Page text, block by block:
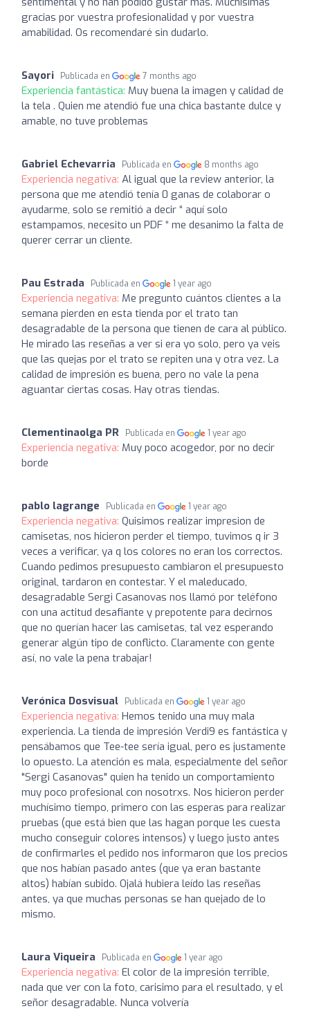
gracias por vuestra profesionalidad y por vuestra
amabilidad. Os recomendaré sin dudarlo.
Sayori Publicada en 7 months ago
Experiencia fantástica: Muy buena la imagen y calidad de
la tela . Quien me atendió fue una chica bastante dulce y
amable, no tuve problemas
Gabriel Echevarria Publicada en 8 months ago
Experiencia negativa: Al igual que la review anterior, la
persona que me atendió tenía 0 ganas de colaborar o
ayudarme, solo se remitió a decir “ aquí solo
estampamos, necesito un PDF “ me desanimo la falta de
querer cerrar un cliente.
Pau Estrada Publicada en 1 year ago
Experiencia negativa: Me pregunto cuántos clientes a la
semana pierden en esta tienda por el trato tan
desagradable de la persona que tienen de cara al público.
He mirado las reseñas a ver si era yo solo, pero ya veis
que las quejas por el trato se repiten una y otra vez. La
calidad de impresión es buena, pero no vale la pena
aguantar ciertas cosas. Hay otras tiendas.
Clementinaolga PR Publicada en 1 year ago
Experiencia negativa: Muy poco acogedor, por no decir
borde
pablo lagrange Publicada en 1 year ago
Experiencia negativa: Quisimos realizar impresion de
camisetas, nos hicieron perder el tiempo, tuvimos q ir 3
veces a verificar, ya q los colores no eran los correctos.
Cuando pedimos presupuesto cambiaron el presupuesto
original, tardaron en contestar. Y el maleducado,
desagradable Sergi Casanovas nos llamó por teléfono
con una actitud desafiante y prepotente para decirnos
que no querían hacer las camisetas, tal vez esperando
generar algún tipo de conflicto. Claramente con gente
así, no vale la pena trabajar!
Verónica Dosvisual Publicada en 1 year ago
Experiencia negativa: Hemos tenido una muy mala
experiencia. La tienda de impresión Verdi9 es fantástica y
pensábamos que Tee-tee sería igual, pero es justamente
lo opuesto. La atención es mala, especialmente del señor
"Sergi Casanovas" quien ha tenido un comportamiento
muy poco profesional con nosotrxs. Nos hicieron perder
muchísimo tiempo, primero con las esperas para realizar
pruebas (que está bien que las hagan porque les cuesta
mucho conseguir colores intensos) y luego justo antes
de confirmarles el pedido nos informaron que los precios
que nos habían pasado antes (que ya eran bastante
altos) habían subido. Ojalá hubiera leído las reseñas
antes, ya que muchas personas se han quejado de lo
mismo.
Laura Viqueira Publicada en 1 year ago
Experiencia negativa: El color de la impresión terrible,
nada que ver con la foto, carisimo para el resultado, y el
señor desagradable. Nunca volvería